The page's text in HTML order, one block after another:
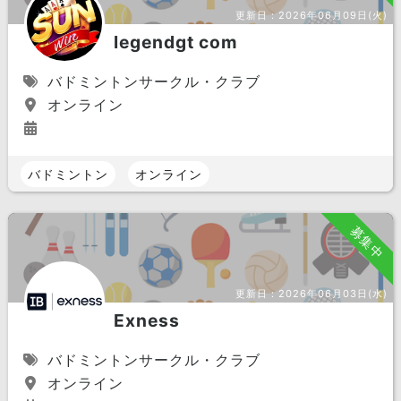
更新日：2026年06月09日(火)
legendgt com
バドミントンサークル・クラブ
オンライン
バドミントン オンライン
募集中
更新日：2026年06月03日(水)
Exness
バドミントンサークル・クラブ
オンライン